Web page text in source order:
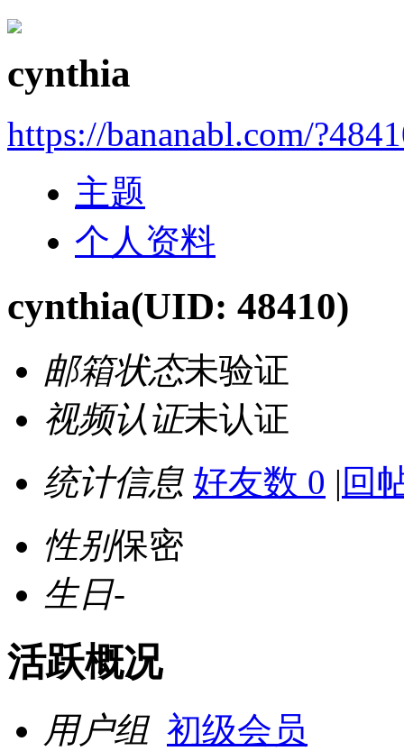
cynthia
https://bananabl.com/
主题
个人资料
cynthia(UID: 48410)
邮箱状态未验证
视频认证未认证
统计信息 好友数 0 | 回
性别保密
生日-
活跃概况
用户组 初级会员